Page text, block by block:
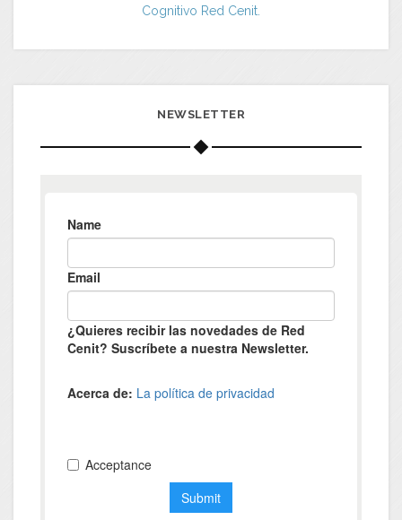
Cognitivo Red Cenit.
NEWSLETTER